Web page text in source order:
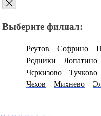
Выберите филиал:
Реутов Софрино
Родники
Лопатино
Черкизово
Тучково
Чехов
Михнево